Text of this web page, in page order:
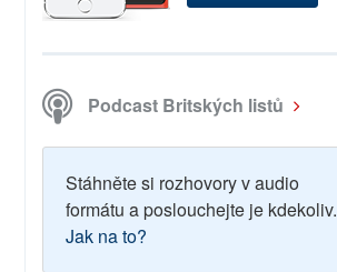
Podcast Britských listů
Stáhněte si rozhovory v audio
formátu a poslouchejte je kdekoliv.
Jak na to?